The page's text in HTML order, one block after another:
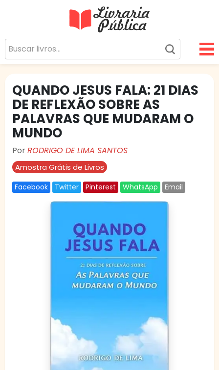
Sua Biblioteca Virtual Gratuita
QUANDO JESUS FALA: 21 DIAS
DE REFLEXÃO SOBRE AS
PALAVRAS QUE MUDARAM O
MUNDO
PorRODRIGO DE LIMA SANTOS
Amostra Grátis de Livros
Facebook Twitter Pinterest WhatsApp Email